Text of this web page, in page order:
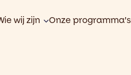
wij zijn Onze programma’s